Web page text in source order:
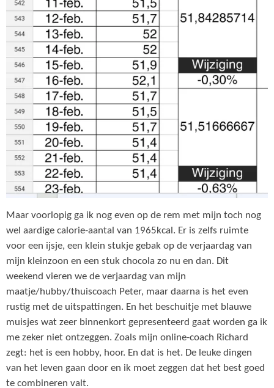
Maar voorlopig ga ik nog even op de rem met mijn toch nog
wel aardige calorie-aantal van 1965kcal. Er is zelfs ruimte
voor een ijsje, een klein stukje gebak op de verjaardag van
mijn kleinzoon en een stuk chocola zo nu en dan. Dit
weekend vieren we de verjaardag van mijn
maatje/hubby/thuiscoach Peter, maar daarna is het even
rustig met de uitspattingen. En het beschuitje met blauwe
muisjes wat zeer binnenkort gepresenteerd gaat worden ga ik
me zeker niet ontzeggen. Zoals mijn online-coach Richard
zegt: het is een hobby, hoor. En dat is het. De leuke dingen
van het leven gaan door en ik moet zeggen dat het best goed
te combineren valt.